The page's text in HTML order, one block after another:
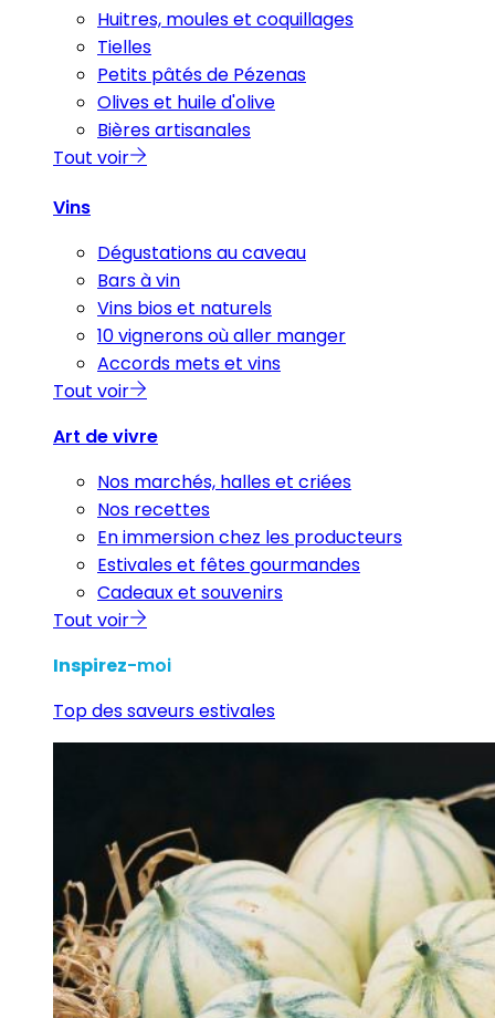
Huitres, moules et coquillages
Tielles
Petits pâtés de Pézenas
Olives et huile d'olive
Bières artisanales
Tout voir
Vins
Dégustations au caveau
Bars à vin
Vins bios et naturels
10 vignerons où aller manger
Accords mets et vins
Tout voir
Art de vivre
Nos marchés, halles et criées
Nos recettes
En immersion chez les producteurs
Estivales et fêtes gourmandes
Cadeaux et souvenirs
Tout voir
Inspirez-moi
Top des saveurs estivales